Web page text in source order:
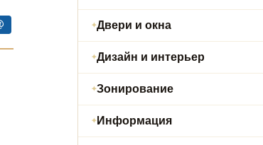
Двери и окна
Дизайн и интерьер
Зонирование
Информация